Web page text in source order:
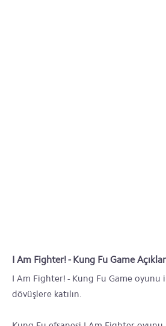
I Am Fighter! - Kung Fu Game
I Am Fighter! - Kung Fu Game oyunu
dövüşlere katılın.